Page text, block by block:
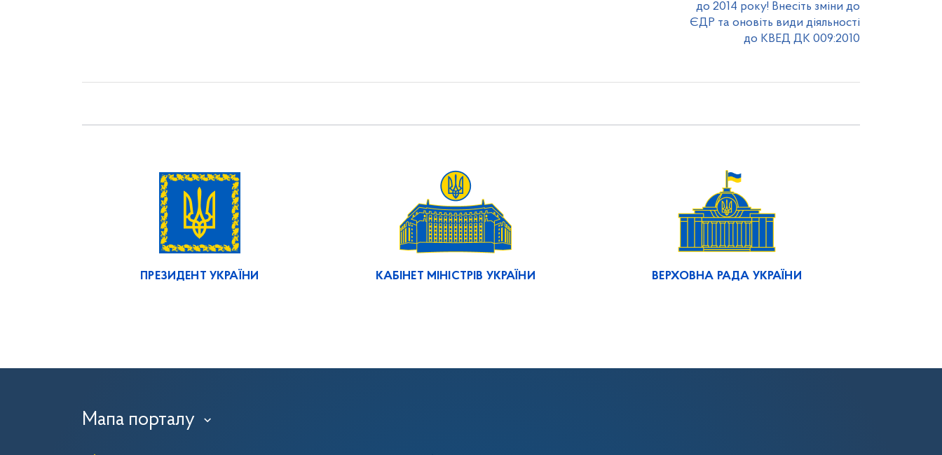
до 2014 року! Внесіть зміни до
ЄДР та оновіть види діяльності
до КВЕД ДК 009:2010
ПРЕЗИДЕНТ УКРАЇНИ КАБІНЕТ МІНІСТРІВ УКРАЇНИ ВЕРХОВНА РАДА УКРАЇНИ
Мапа порталу ›